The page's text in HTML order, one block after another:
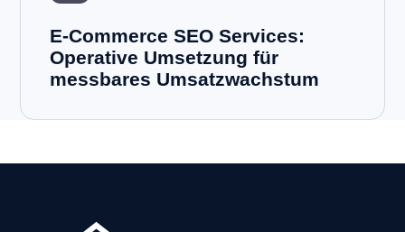
E-Commerce SEO Services:
Operative Umsetzung für
messbares Umsatzwachstum